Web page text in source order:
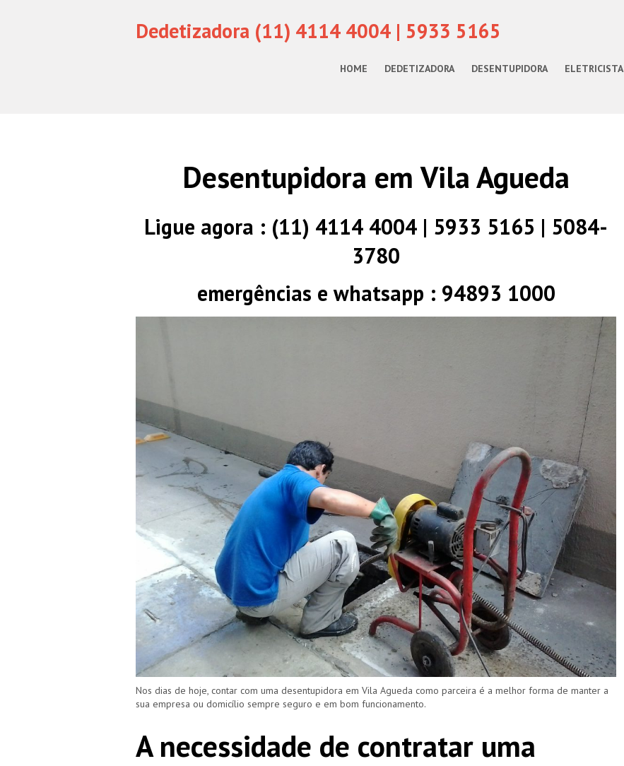
Dedetizadora (11) 4114 4004 | 5933 5165
HOME DEDETIZADORA DESENTUPIDORA ELETRICISTA
Desentupidora em Vila Agueda
Ligue agora : (11) 4114 4004 | 5933 5165 | 5084-
3780
emergências e whatsapp : 94893 1000
Nos dias de hoje, contar com uma desentupidora em Vila Agueda como parceira é a melhor forma de manter a
sua empresa ou domicílio sempre seguro e em bom funcionamento.
A necessidade de contratar uma